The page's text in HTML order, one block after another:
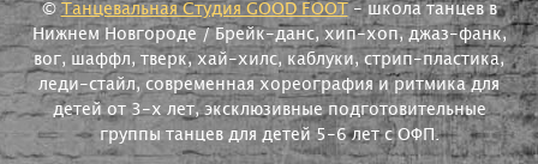
© Танцевальная Студия GOOD FOOT
- школа танцев в
Нижнем Новгороде / Брейк-данс, хип-хоп, джаз-фанк,
вог, шаффл, тверк, хай-хилс, каблуки, стрип-пластика,
леди-стайл, современная хореография и ритмика для
детей от 3-х лет, эксклюзивные подготовительные
группы танцев для детей 5-6 лет с ОФП.